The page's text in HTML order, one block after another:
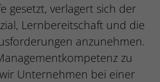
gesetzt, verlagert sich der
Lernbereitschaft und die
anzunehmen.
zu
Unternehmen bei einer